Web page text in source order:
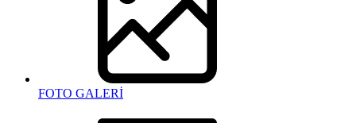
FOTO GALERİ